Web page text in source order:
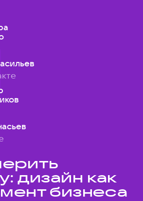
дизайн как
бизнеса